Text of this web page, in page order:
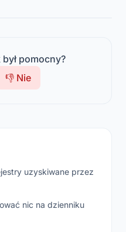
pomocny?
👎 Nie
uzyskiwane przez
nic na dzienniku